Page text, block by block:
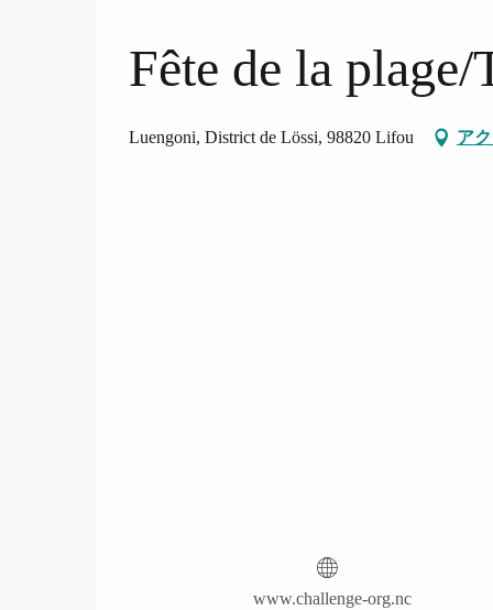
Fête de la
Luengoni, District de Lössi, 98820 Lifou ア
www.challenge-org.nc